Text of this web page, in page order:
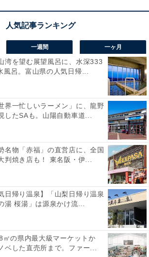
一週間 一ヶ月
湾を望む展望風呂に、水深333
風呂。富山県の人気日帰...
界一忙しいラーメン」に、龍野
したSAも。山陽自動車道...
名物「赤福」の直営店に、全国
判焼き店も！ 東名阪・伊...
日帰り温泉】「山梨日帰り温泉
湯 桜湯」は源泉かけ流...
㎡の県内最大級マーケットか
ベした直売所まで。ファー...